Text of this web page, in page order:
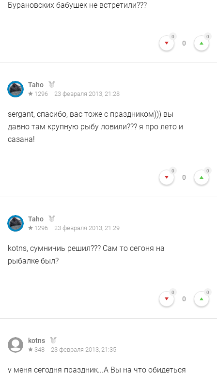
Бурановских бабушек не встретили???
0
0
0
Taho
1296 23 февраля 2013, 21:28
sergant, спасибо, вас тоже с праздником))) вы
давно там крупную рыбу ловили??? я про лето и
сазана!
0
0
0
Taho
1296 23 февраля 2013, 21:29
kotns, сумничиь решил??? Сам то сегоня на
рыбалке был?
0
0
0
kotns
348 23 февраля 2013, 21:35
у меня сегодня праздник...А Вы на что обидеться